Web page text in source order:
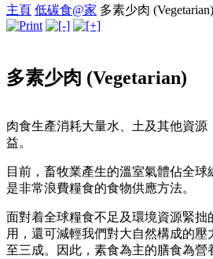
主頁 低碳食@家 多素少肉 (Vegetarian)
多素少肉 (Vegetarian)
肉食生產消耗大量水、土及其他資
益。
目前，畜牧業產生的溫室氣體佔全
是非常浪費糧食的食物供應方法。
面對着全球糧食不足及環境資源緊
用，還可減輕我們對大自然構成的
至三成。因此，素食為主的膳食為營